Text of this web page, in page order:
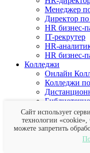
Менеджер
Директор
HR бизнес-
IT-рекрутер
HR-
HR бизнес-
Колледжи
Онлайн
Колледжи
Торговое
Социальная
Сайт использует
технологии «cookie»,
можете запретить